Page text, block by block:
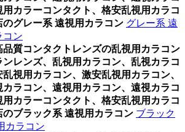
用カラーコンタクト、格安乱視用カラコ
のグレー系 遠視用カラコン グレー系 遠
コン
品質コンタクトレンズの乱視用カラコン
ンレンズ、乱視用カラコン、乱視カラコ
乱視用カラコン、激安乱視用カラコン、
カラコン、遠視用カラコン、遠視カラコ
用カラーコンタクト、格安乱視用カラコ
のブラック系 遠視用カラコン ブラック
カラコン